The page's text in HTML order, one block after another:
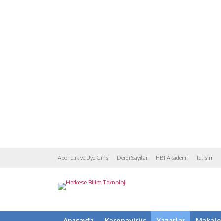
Abonelik ve Üye Girişi Dergi Sayıları HBT Akademi İletişim